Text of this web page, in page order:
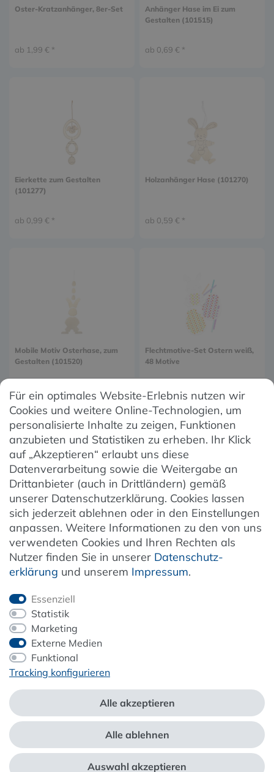
Oster-Kratzanhänger, 8er-Set
ab 1,99 € *
Anhänger Hase im Ei zum
Gestalten (101515)
ab 0,69 € *
Eierkette zum Gestalten
(101277)
ab 0,99 € *
Holzanhänger Hase (101270)
ab 0,59 € *
Mobile Motiv Osterhase, zum
Gestalten (101520)
ab 0,89 € *
Flechtmotive-Set Ostern weiß,
48 Motive
19,99 € *
1 2
Kundenservice
Unternehmen & Service
Information
Newsletter
ZAHLUNG & VERSAND
*Alle Preise inkl. der gesetzl. MwSt. zzgl.Service- und Versandkosten
Für ein optimales Website-Erlebnis nutzen wir
Cookies und weitere Online-Technologien, um
personalisierte Inhalte zu zeigen, Funktionen
anzubieten und Statistiken zu erheben. Ihr Klick
auf „Akzeptieren“ erlaubt uns diese
Datenverarbeitung sowie die Weitergabe an
Drittanbieter (auch in Drittländern) gemäß
unserer Datenschutzerklärung. Cookies lassen
sich jederzeit ablehnen oder in den Einstellungen
anpassen. Weitere Informationen zu den von uns
verwendeten Cookies und Ihren Rechten als
Nutzer finden Sie in unserer Daten­schutz­
erklärung und unserem Impressum.
Essenziell
Statistik
Marketing
Externe Medien
Funktional
Tracking konfigurieren
Alle akzeptieren
Alle ablehnen
Auswahl akzeptieren